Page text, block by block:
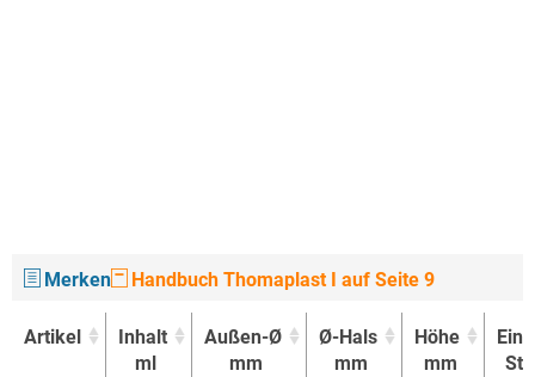
Merken Handbuch Thomaplast I auf Seite 9
Artikel
Inhalt
ml
Außen-Ø
mm
Ø-Hals
mm
Höhe
mm